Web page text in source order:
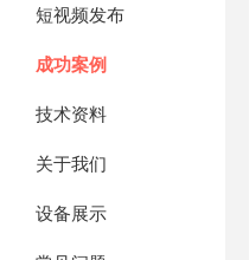
短视频发布
成功案例
技术资料
关于我们
设备展示